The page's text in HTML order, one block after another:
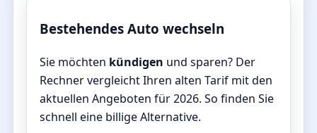
Bestehendes Auto wechseln
Sie möchten kündigen und sparen? Der
Rechner vergleicht Ihren alten Tarif mit den
aktuellen Angeboten für 2026. So finden Sie
schnell eine billige Alternative.